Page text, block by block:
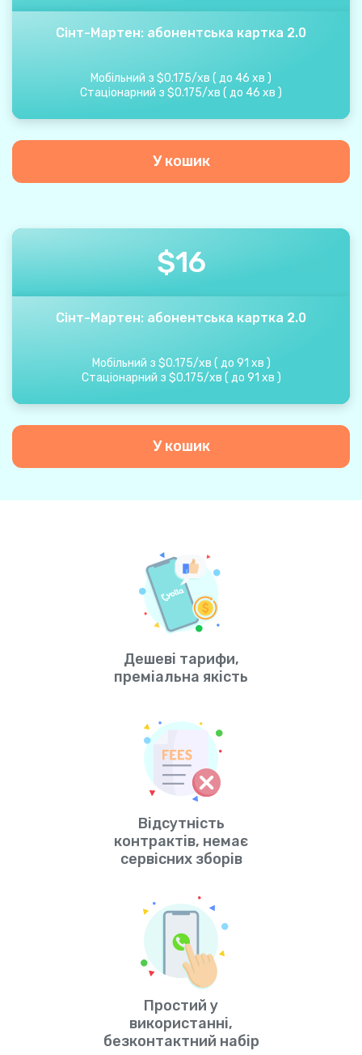
Сінт-Мартен: абонентська картка 2.0
Мобільний з $0.175/хв ( до 46 хв )
Стаціонарний з $0.175/хв ( до 46 хв )
У кошик
$16
Сінт-Мартен: абонентська картка 2.0
Мобільний з $0.175/хв ( до 91 хв )
Стаціонарний з $0.175/хв ( до 91 хв )
У кошик
Дешеві тарифи,
преміальна якість
Відсутність
контрактів, немає
сервісних зборів
Простий у
використанні,
безконтактний набір